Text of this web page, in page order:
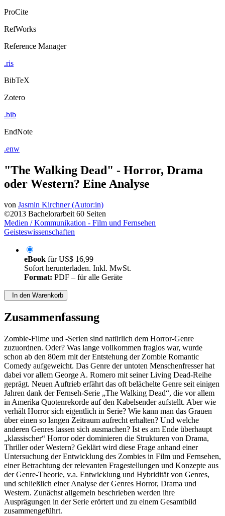
ProCite
RefWorks
Reference Manager
.ris
BibTeX
Zotero
.bib
EndNote
.enw
"The Walking Dead" - Horror, Drama
oder Western? Eine Analyse
von Jasmin Kirchner (Autor:in)
©2013 Bachelorarbeit 60 Seiten
Medien / Kommunikation - Film und Fernsehen
Geisteswissenschaften
eBook fürUS$ 16,99
Sofort herunterladen. Inkl. MwSt.
Format: PDF – für alle Geräte
In den Warenkorb
Zusammenfassung
Zombie-Filme und -Serien sind natürlich dem Horror-Genre
zuzuordnen. Oder? Was lange vollkommen fraglos war, wurde
schon ab den 80ern mit der Entstehung der Zombie Romantic
Comedy aufgeweicht. Das Genre der untoten Menschenfresser hat
dabei vor allem George A. Romero mit seiner Living Dead-Reihe
geprägt. Neuen Auftrieb erfährt das oft belächelte Genre seit einigen
Jahren dank der Fernseh-Serie „The Walking Dead“, die vor allem
in Amerika Quotenrekorde auf den Kabelsender aufstellt. Aber wie
verhält Horror sich eigentlich in Serie? Wie kann man das Grauen
über einen so langen Zeitraum aufrecht erhalten? Und welche
anderen Genres lassen sich ausmachen? Ist es am Ende überhaupt
„klassischer“ Horror oder dominieren die Strukturen von Drama,
Thriller oder Western? Geklärt wird diese Frage anhand einer
Untersuchung der Entwicklung des Zombies in Film und Fernsehen,
einer Betrachtung der relevanten Fragestellungen und Konzepte aus
der Genre-Theorie, v.a. Entwicklung und Hybridität von Genres,
und schließlich einer Analyse der Genres Horror, Drama und
Western. Zunächst allgemein beschrieben werden ihre
Ausprägungen in der Serie erörtert und zu einem Gesamtbild
zusammengeführt.